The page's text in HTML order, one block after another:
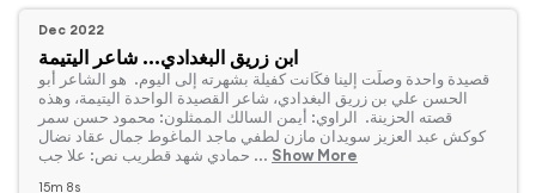
Dec 2022
ابن زريق البغدادي... شاعر اليتيمة
‏قصيدة واحدة وصلَت إلينا فكَانت كفيلة بشهرته إلى اليوم. هو الشاعر أبو
الحسن علي بن زريق البغدادي، شاعر القصيدة الواحدة اليتيمة، وهذه
قصته الحزينة. الراوي: أيمن السالك الممثلون: محمود حسن سمر
كوكش عبد العزيز سويدان مازن لطفي ماجد الماغوط جمال عقاد نضال
حمادي شهد قطريب نص: علا جب ... Show More
15m 8s